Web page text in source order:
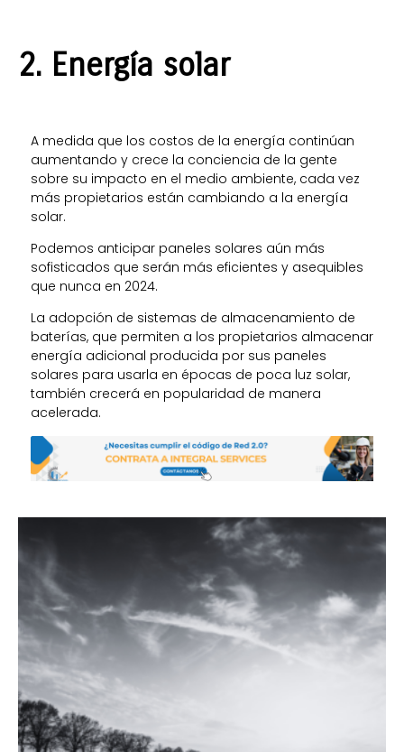
2. Energía solar
A medida que los costos de la energía continúan
aumentando y crece la conciencia de la gente
sobre su impacto en el medio ambiente, cada vez
más propietarios están cambiando a la energía
solar.
Podemos anticipar paneles solares aún más
sofisticados que serán más eficientes y asequibles
que nunca en 2024.
La adopción de sistemas de almacenamiento de
baterías, que permiten a los propietarios almacenar
energía adicional producida por sus paneles
solares para usarla en épocas de poca luz solar,
también crecerá en popularidad de manera
acelerada.